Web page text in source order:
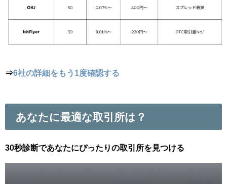
⇒6社の詳細をもう1度確認する
あなたに最適な取引所は？
30秒診断であなたにぴったりの取引所を見つける